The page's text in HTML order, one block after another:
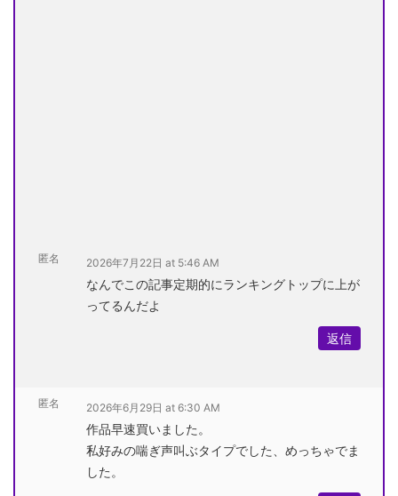
匿名 2026年7月22日 at 5:46 AM
なんでこの記事定期的にランキングトップに上が
ってるんだよ
返信
匿名 2026年6月29日 at 6:30 AM
作品早速買いました。
私好みの喘ぎ声叫ぶタイプでした、めっちゃでま
した。